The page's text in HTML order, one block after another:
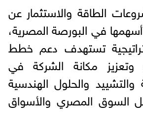
الطاقة والاستثمار عن
أسهمها في البورصة المصرية،
تستهدف دعم خطط
وتعزيز مكانة الشركة في
والحلول الهندسية
السوق المصري والأسواق